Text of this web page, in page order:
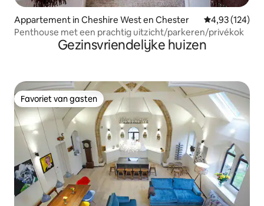
Appartement in Cheshire West en Chester Gemiddelde
4,93 (124)
Penthouse met een prachtig uitzicht/parkeren/privékok
Gezinsvriendelijke huizen
Favoriet van gasten
Favoriet van gasten